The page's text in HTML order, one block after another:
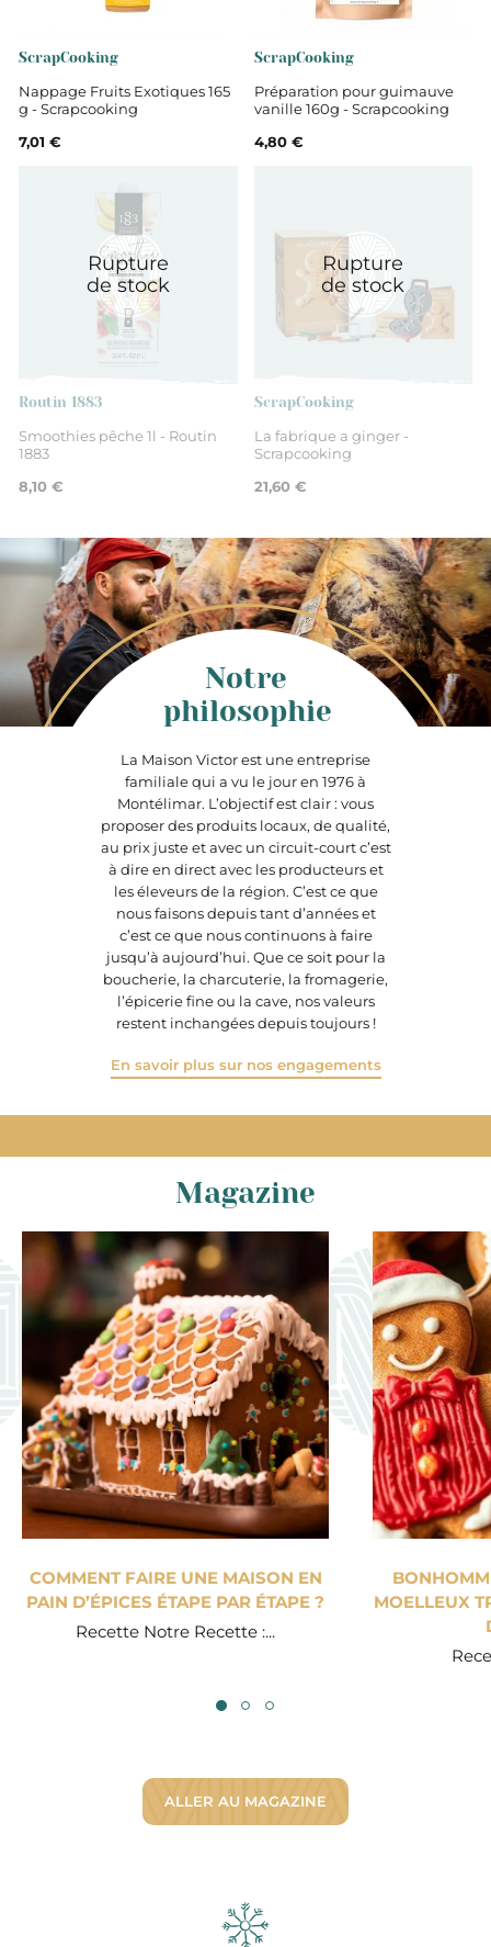
Aides pâtisserie
ScrapCooking
Nappage Fruits Exotiques 165
g - Scrapcooking
7,01 €
ScrapCooking
Préparation pour guimauve
vanille 160g - Scrapcooking
4,80 €
Rupture
de stock
Routin 1883
Smoothies pêche 1l - Routin
1883
8,10 €
Rupture
de stock
ScrapCooking
La fabrique a ginger -
Scrapcooking
21,60 €
La Maison Victor est une entreprise
familiale qui a vu le jour en 1976 à
Montélimar. L’objectif est clair : vous
proposer des produits locaux, de qualité,
au prix juste et avec un circuit-court c’est
à dire en direct avec les producteurs et
les éleveurs de la région. C’est ce que
nous faisons depuis tant d’années et
c’est ce que nous continuons à faire
jusqu’à aujourd’hui. Que ce soit pour la
boucherie, la charcuterie, la fromagerie,
l’épicerie fine ou la cave, nos valeurs
restent inchangées depuis toujours !
En savoir plus sur nos engagements
Notre
philosophie
Magazine
COMMENT FAIRE UNE MAISON EN
PAIN D’ÉPICES ÉTAPE PAR ÉTAPE ?
Recette Notre Recette :...
MOELLEUX
ALLER AU MAGAZINE